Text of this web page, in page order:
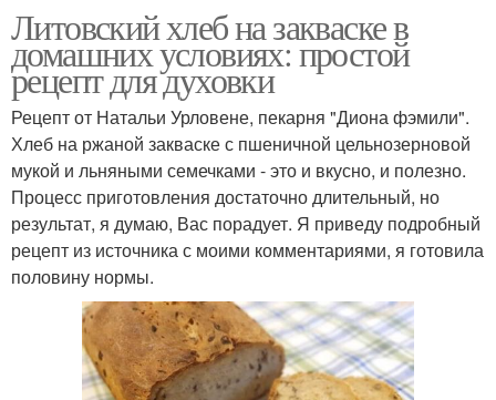
Литовский хлеб на закваске в
домашних условиях: простой
рецепт для духовки
Рецепт от Натальи Урловене, пекарня "Диона фэмили".
Хлеб на ржаной закваске с пшеничной цельнозерновой
мукой и льняными семечками - это и вкусно, и полезно.
Процесс приготовления достаточно длительный, но
результат, я думаю, Вас порадует. Я приведу подробный
рецепт из источника с моими комментариями, я готовила
половину нормы.